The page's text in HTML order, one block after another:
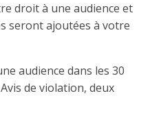
droit à une audience et
seront ajoutées à votre
audience dans les 30
de violation, deux